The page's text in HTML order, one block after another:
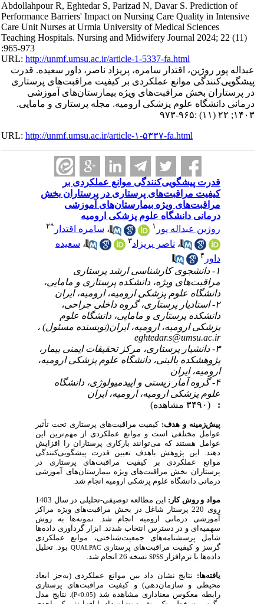
Abdollahpour R, Eghtedar S, Parizad N, Davar S. Prediction of
Performance Barriers' Impact on Nursing Care Quality in Intensive
Care Unit Nurses at Urmia University of Medical Sciences
Teaching Hospitals. Nursing and Midwifery Journal 2024; 22 (11)
:965-973
URL:http://unmf.umsu.ac.ir/article-1-5337-fa.html
عبداله پور روژین، اقتدار سامره، پریزاد ناصر، داور سعیده. قدرت
پیشگویی‌کنندگی موانع عملکردی بر کیفیت مراقبت‌های پرستاری
در پرستاران بخش مراقبت‌های ویژه بیمارستان‌های آموزشی
درمانی دانشگاه علوم پزشکی ارومیه. مجله پرستاری و مامایی.
۱۴۰۳; ۲۲ (۱۱) :۹۶۵-۹۷۳
URL:http://unmf.umsu.ac.ir/article-۱-۵۳۳۷-fa.html
قدرت پیشگویی‌کنندگی موانع عملکردی بر
کیفیت مراقبت‌های پرستاری در پرستاران بخش
مراقبت‌های ویژه بیمارستان‌های آموزشی
درمانی دانشگاه علوم پزشکی ارومیه
روژین عبداله پور
،سامره اقتدار* ۲
،ناصر پریزاد ۳ ،سعیده
داور
۱- دانشجوی کارشناسی ارشد پرستاری
مراقبت‌های ویژه، دانشکده پرستاری و مامایی،
دانشگاه علوم پزشکی ارومیه، ارومیه، ایران
۲- استادیار پرستاری، گروه داخلی جراحی،
دانشکده پرستاری و مامایی، دانشگاه علوم
پزشکی ارومیه، ارومیه، ایران(نویسنده مسئول) ،
eghtedar.s@umsu.ac.ir
۳- دانشیار پرستاری، مرکز تحقیقات ایمنی بیمار،
پژوهشکده بالینی، دانشگاه علوم پزشکی ارومیه،
ارومیه، ایران
۴- گروه آمار زیستی و اپیدمیولوژی، دانشگاه
علوم پزشکی ارومیه، ارومیه، ایران
پیش‌زمینه و هدف:کیفیت مراقبت‌های پرستاری تحت تأثیر
عوامل مختلفی است و موانع عملکردی از مهم‌ترین این
عوامل هستند که می‌توانند بارکاری پرستاران را افزایش
دهند. این پژوهش باهدف تعیین قدرت پیشگویی‌کنندگی
موانع عملکردی بر کیفیت مراقبت‌های پرستاری در
پرستاران بخش مراقبت‌های ویژه بیمارستان‌های آموزشی
درمانی دانشگاه علوم پزشکی ارومیه انجام شد.
مواد و روش کار:
این مطالعه توصیفی-تحلیلی در سال 1403
روی 220 پرستار شاغل در بخش مراقبت‌های ویژه مراکز
آموزشی درمانی ارومیه انجام شد. نمونه‌ها به روش
سهمیه‌ای و در دسترس انتخاب شدند. ابزار گردآوری داده‌ها
شامل پرسشنامه‌های جمعیت‌شناختی، موانع عملکردی
گرسز و کیفیت مراقبت‌های پرستاریQUALPACبود. تحلیل
داده‌ها با نرم‌افزار
SPSSنسخه 26 انجام شد.
یافته‌ها:نتایج نشان داد بین موانع عملکردی (به‌جز ابعاد
محیطی و سازمان‌دهی) و کیفیت مراقبت‌های پرستاری
رابطه معکوس معناداری مشاهده شد (P<0.05). نتایج مدل